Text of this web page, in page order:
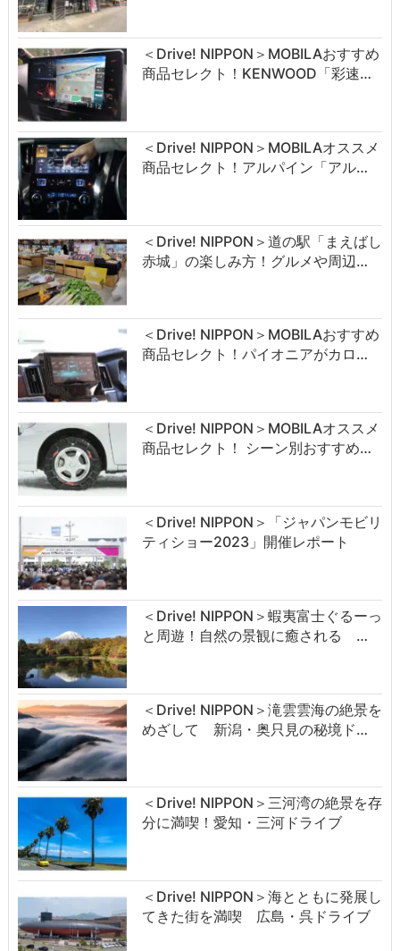
＜Drive! NIPPON＞MOBILAおすすめ
商品セレクト！KENWOOD「彩速…
＜Drive! NIPPON＞MOBILAオススメ
商品セレクト！アルパイン「アル…
＜Drive! NIPPON＞道の駅「まえばし
赤城」の楽しみ方！グルメや周辺…
＜Drive! NIPPON＞MOBILAおすすめ
商品セレクト！パイオニアがカロ…
＜Drive! NIPPON＞MOBILAオススメ
商品セレクト！ シーン別おすすめ…
＜Drive! NIPPON＞「ジャパンモビリ
ティショー2023」開催レポート
＜Drive! NIPPON＞蝦夷富士ぐるーっ
と周遊！自然の景観に癒される …
＜Drive! NIPPON＞滝雲雲海の絶景を
めざして 新潟・奥只見の秘境ド…
＜Drive! NIPPON＞三河湾の絶景を存
分に満喫！愛知・三河ドライブ
＜Drive! NIPPON＞海とともに発展し
てきた街を満喫 広島・呉ドライブ